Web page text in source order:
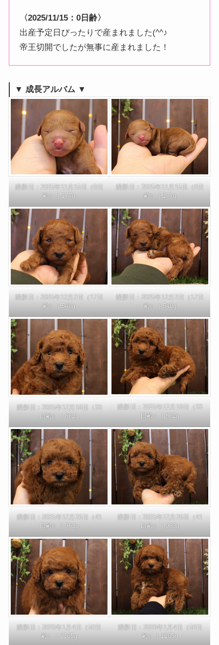
〈2025/11/15：0日齢〉
出産予定日ぴったりで産まれました(^^♪
帝王切開でしたが無事に産まれました！
▼ 成長アルバム ▼
撮影日：2025年11月15日（0日
齢）｜177g
撮影日：2025年11月15日（0日
齢）｜177g
撮影日：2025年12月2日（17日
齢）｜540g
撮影日：2025年12月2日（17日
齢）｜540g
撮影日：2025年12月18日（33
日齢）｜862g
撮影日：2025年12月18日（33
日齢）｜862g
撮影日：2025年12月26日（41
日齢）｜963g
撮影日：2025年12月26日（41
日齢）｜963g
撮影日：2026年1月4日（50日
齢）｜1105g
撮影日：2026年1月4日（50日
齢）｜1105g